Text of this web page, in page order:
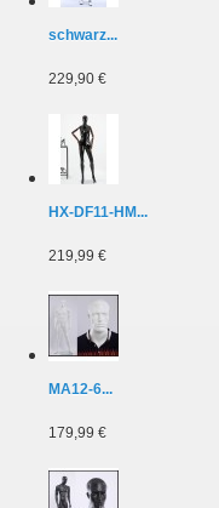
schwarz...
229,90 €
HX-DF11-HM...
219,99 €
MA12-6...
179,99 €